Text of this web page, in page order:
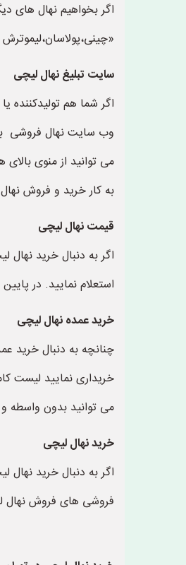
اگر بخواهیم نهال های
«چینی،پولاسان،لیموترش
سایت تبلیغ نهال لیچی
اگر شما هم تولیدکننده
می توانید از منوی
به کار خرید و فروش
قیمت نهال لیچی
اگر به دنبال خرید
استعلام نمایید. در
خرید عمده نهال لیچی
چنانچه به دنبال خرید
خریداری نمایید لیست
می توانید بدون واسطه و
خرید نهال لیچی
اگر به دنبال خرید
فروشی های فروش